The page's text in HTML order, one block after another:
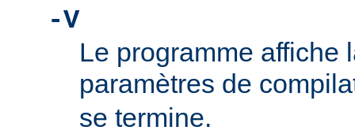
-V
Le programme affiche
paramètres de
se termine.